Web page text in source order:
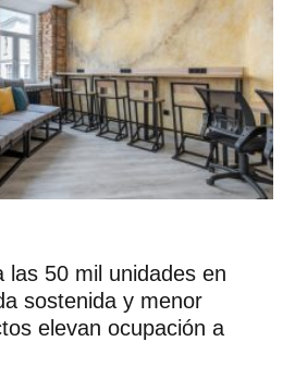
las 50 mil unidades en
sostenida y menor
elevan ocupación a